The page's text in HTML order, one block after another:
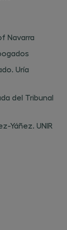
Navarra
Uría
del Tribunal
Yáñez. UNIR